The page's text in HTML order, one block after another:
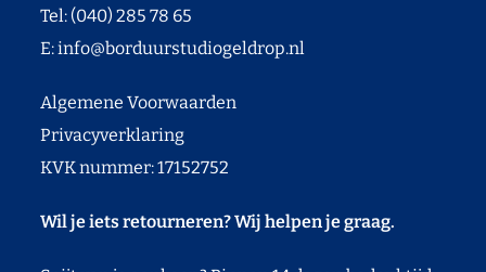
Tel: (040) 285 78 65
E:info@borduurstudiogeldrop.nl
Algemene Voorwaarden
Privacyverklaring
KVK nummer: 17152752
Wil je iets retourneren? Wij helpen je graag.